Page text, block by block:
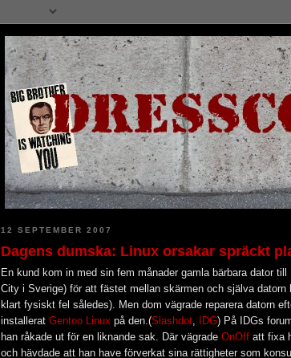
12 SEPTEMBER 2007
Dagens dumska: Linux orsakar spräckt
En kund kom in med sin fem månader gamla bärbara dator till
City i Sverige) för att fästet mellan skärmen och själva datorn
klart fysiskt fel således). Men dom vägrade reparera datorn
installerat Gentoo Linux på den.(Slashdot IDG) På IDGs
han råkade ut för en liknande sak. Där vägrade OnOff att fixa
och hävdade att han have förverkat sina rättigheter som